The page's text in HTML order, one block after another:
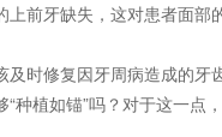
上前牙缺失，这对患者面
及时修复因牙周病造成的
种植如锚”吗？对于这一点